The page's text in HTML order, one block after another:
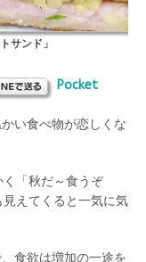
サンド」
Pocket
い食べ物が恋しくな
「秋だ～食うぞ
えてくると一気に気
食欲は増加の一途を